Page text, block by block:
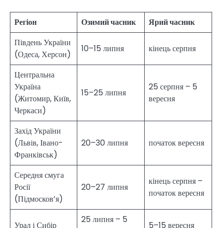
Регіон Озимий часник
Ярий часник
Південь України
(Одеса, Херсон)
10–15 липня кінець серпня
Центральна
Україна
(Житомир, Київ,
Черкаси)
15–25 липня
25 серпня – 5
вересня
Захід України
(Львів, Івано-
Франківськ)
20–30 липня початок вересня
Середня смуга
Росії
(Підмосков’я)
20–27 липня
кінець серпня –
початок вересня
Урал і Сибір
25 липня – 5
5–15 вересня